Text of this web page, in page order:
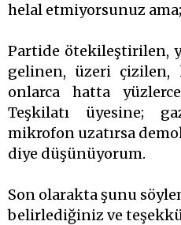
helal etmiyorsunuz ama;
Partide ötekileştirilen,
gelinen, üzeri çizilen,
onlarca hatta
Teşkilatı üyesine;
mikrofon uzatırsa
diye düşünüyorum.
Son olarakta şunu
belirlediğiniz ve